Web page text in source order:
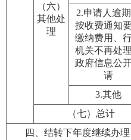
（六）
其他处
理
2.申请人逾
按收费通知
缴纳费用、
机关不再处
政府信息公
请
3.其他
（七）总计
四、结转下年度继续办理